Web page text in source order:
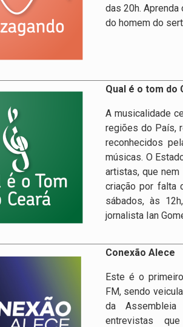
das 20h.
do homem do
Qual é o tom do
A musicalidade
regiões do País,
reconhecidos
músicas. O
artistas, que
criação por falta
sábados, às
jornalista Ian
Conexão Alece
Este é o
FM, sendo
da
entrevistas